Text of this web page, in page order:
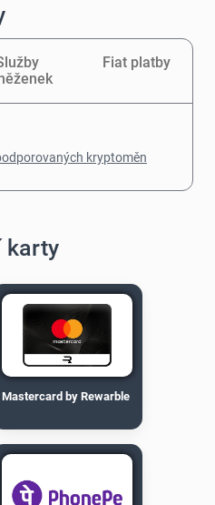
Fiat platby
kryptoměn
karty
Mastercard by Rewarble